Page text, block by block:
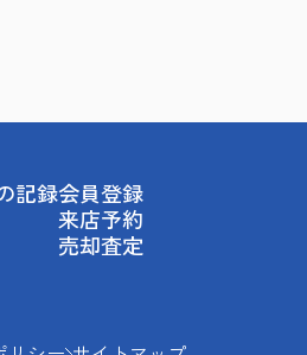
記録会員登録
来店予約
売却査定